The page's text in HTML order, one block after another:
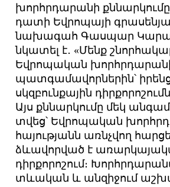
խորհրդարանի
դատի Եվրոպայի
նախագահ Գասպար
նկատել է․ «Մենք
Եվրոպական
պատգամավորներին՝
սկզբունքային
Այս քննարկումը մեկ անգամ
տվեց՝ Եվրոպական
հայությանն առնչվող
ձևավորված է
դիրքորոշում։
տևական և անզիջում